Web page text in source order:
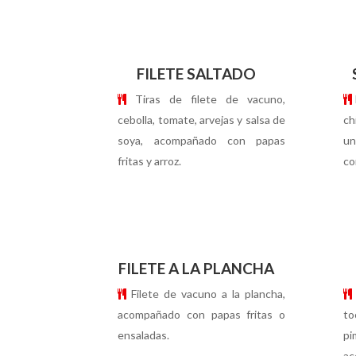
FILETE SALTADO
Tiras de filete de vacuno,
cebolla, tomate, arvejas y salsa de
soya, acompañado con papas
fritas y arroz.
FILETE A LA PLANCHA
Filete de vacuno a la plancha,
acompañado con papas fritas o
ensaladas.